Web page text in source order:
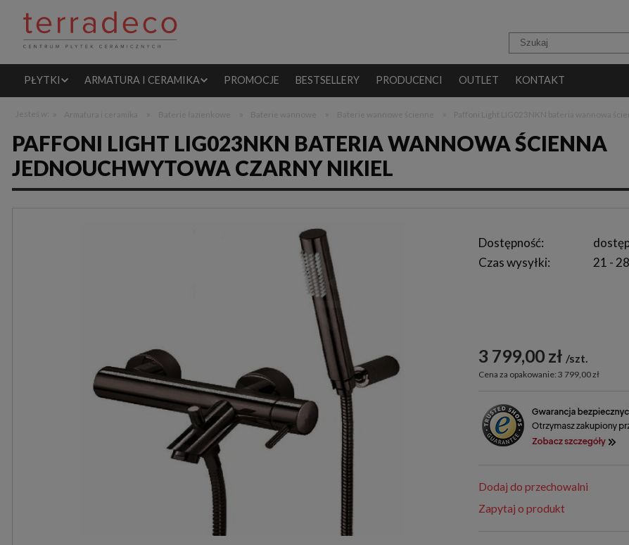
PŁYTKI ARMATURA I CERAMIKA PROMOCJE BESTSELLERY PRODUCENCI OUTLET KONTAKT
PAFFONI LIGHT LIG023NKN BATERIA WANNOWA ŚCIENNA
JEDNOUCHWYTOWA CZARNY NIKIEL
Dostępność:
Czas wysyłki:
21 -
3 799,00 zł szt.
Cena za opakowanie: 3 799,00 zł
Dodaj do przechowalni
Zapytaj o produkt